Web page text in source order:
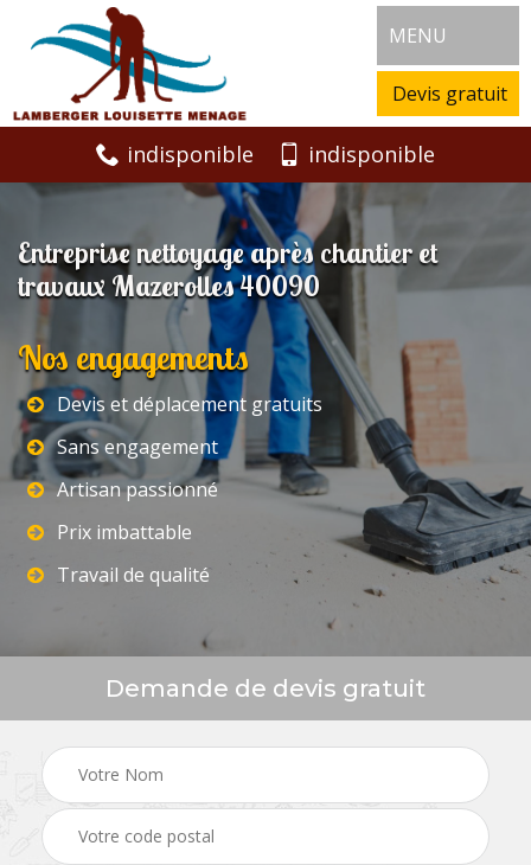
MENU
Devis gratuit
indisponible indisponible
Entreprise nettoyage après chantier et
travaux Mazerolles 40090
Nos engagements
Devis et déplacement gratuits
Sans engagement
Artisan passionné
Prix imbattable
Travail de qualité
Demande de devis gratuit